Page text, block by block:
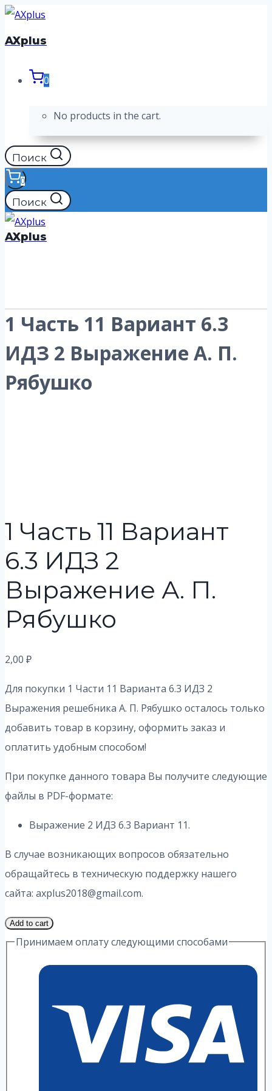
Перейти
к
AXplus
0
No products in the cart.
Поиск
0
Поиск
AXplus
1 Часть 11 Вариант 6.3
ИДЗ 2 Выражение А. П.
Рябушко
1 Часть 11 Вариант
6.3 ИДЗ 2
Выражение А. П.
Рябушко
2,00 ₽
Для покупки 1 Части 11 Варианта 6.3 ИДЗ 2
Выражения решебника А. П. Рябушко осталось только
добавить товар в корзину, оформить заказ и
оплатить удобным способом!
При покупке данного товара Вы получите следующие
файлы в PDF-формате:
Выражение 2 ИДЗ 6.3 Вариант 11.
В случае возникающих вопросов обязательно
обращайтесь в техническую поддержку нашего
сайта: axplus2018@gmail.com.
1
Часть
Add to cart
Принимаем оплату следующими способами